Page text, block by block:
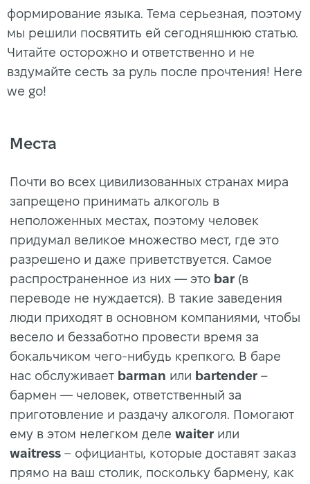
формирование языка. Тема серьезная, поэтому
мы решили посвятить ей сегодняшнюю статью.
Читайте осторожно и ответственно и не
вздумайте сесть за руль после прочтения! Here
we go!
Места
Почти во всех цивилизованных странах мира
запрещено принимать алкоголь в
неположенных местах, поэтому человек
придумал великое множество мест, где это
разрешено и даже приветствуется. Самое
распространенное из них — это bar (в
переводе не нуждается). В такие заведения
люди приходят в основном компаниями, чтобы
весело и беззаботно провести время за
бокальчиком чего-нибудь крепкого. В баре
нас обслуживает barman или bartender –
бармен — человек, ответственный за
приготовление и раздачу алкоголя. Помогают
ему в этом нелегком деле waiter или
waitress – официанты, которые доставят заказ
прямо на ваш столик, поскольку бармену, как